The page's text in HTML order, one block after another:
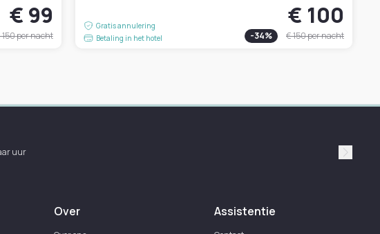
€ 99
per nacht
Gratis annulering
Betaling in het hotel
€ 100
-34% € 150per nacht
uur
Over Assistentie